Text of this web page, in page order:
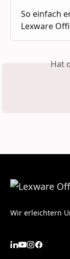
So einfach
Lexware
Hat
Wir erleichtern